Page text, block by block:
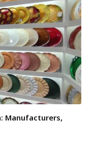
Manufacturers,